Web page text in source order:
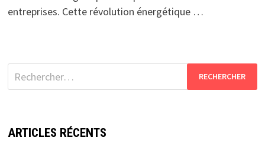
entreprises. Cette révolution énergétique …
Rechercher :
ARTICLES RÉCENTS